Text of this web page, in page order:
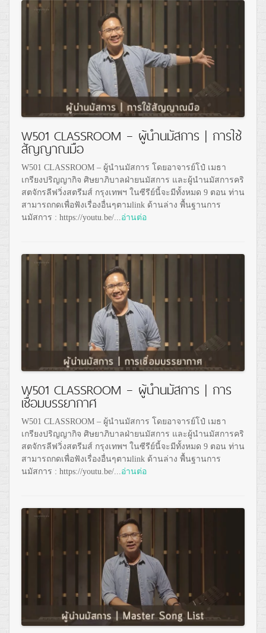
W501 CLASSROOM – ผู้นำนมัสการ | การใช้
สัญญาณมือ
W501 CLASSROOM – ผู้นำนมัสการ โดยอาจารย์โป๋ เมธา
เกรียงปริญญากิจ ศิษยาภิบาลฝ่ายนมัสการ และผู้นำนมัสการคริ
สตจักรลีฟวิ่งสตรีมส์ กรุงเทพฯ ในซีรีย์นี้จะมีทั้งหมด 9 ตอน ท่าน
สามารถกดเพื่อฟังเรื่องอื่นๆตามlink ด้านล่าง พื้นฐานการ
นมัสการ : https://youtu.be/... อ่านต่อ
W501 CLASSROOM – ผู้นำนมัสการ | การ
เชื่อมบรรยากาศ
W501 CLASSROOM – ผู้นำนมัสการ โดยอาจารย์โป๋ เมธา
เกรียงปริญญากิจ ศิษยาภิบาลฝ่ายนมัสการ และผู้นำนมัสการคริ
สตจักรลีฟวิ่งสตรีมส์ กรุงเทพฯ ในซีรีย์นี้จะมีทั้งหมด 9 ตอน ท่าน
สามารถกดเพื่อฟังเรื่องอื่นๆตามlink ด้านล่าง พื้นฐานการ
นมัสการ : https://youtu.be/...อ่านต่อ